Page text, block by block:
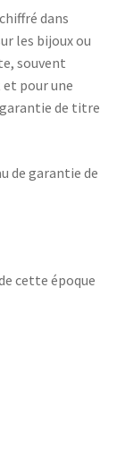
dans
les bijoux ou
souvent
et pour une
de titre
de garantie de
cette époque